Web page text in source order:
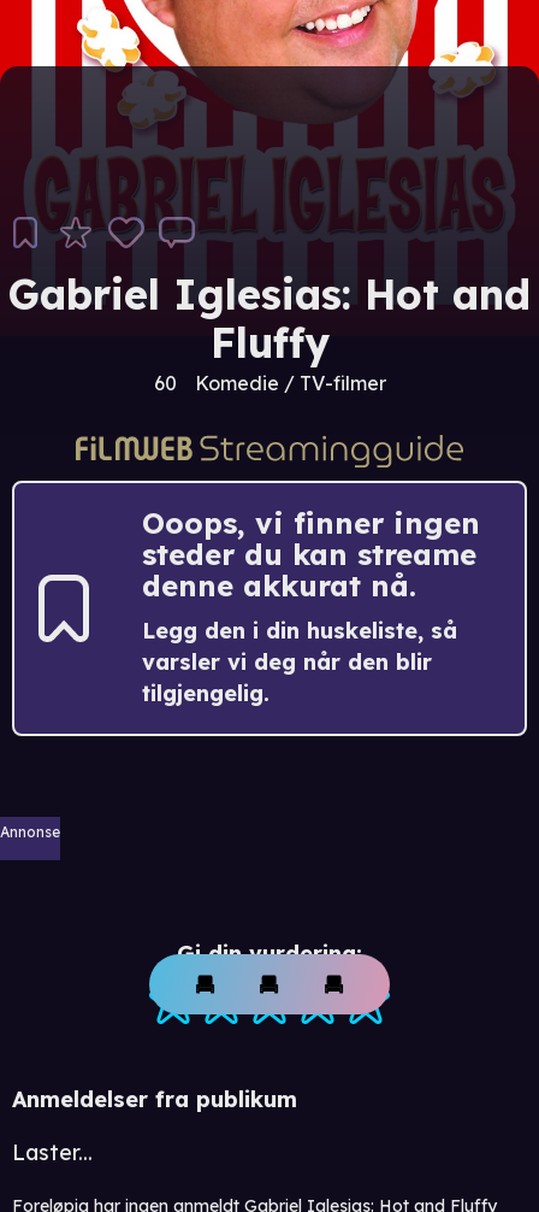
Gabriel Iglesias: Hot and
Fluffy
60 Komedie / TV-filmer
Ooops, vi finner ingen
steder du kan streame
denne akkurat nå.
Legg den i din huskeliste, så
varsler vi deg når den blir
tilgjengelig.
Annonse
Gi din vurdering:
Anmeldelser fra publikum
Laster...
Foreløpig har ingen anmeldt Gabriel Iglesias: Hot and Fluffy